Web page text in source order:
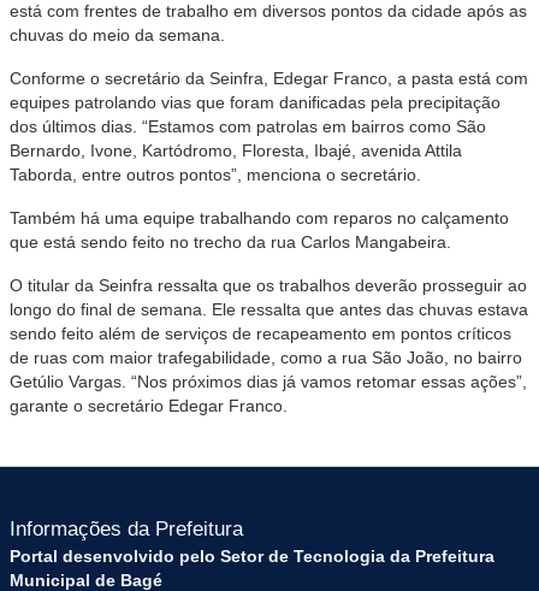
está com frentes de trabalho em diversos pontos da cidade após as
chuvas do meio da semana.
Conforme o secretário da Seinfra, Edegar Franco, a pasta está com
equipes patrolando vias que foram danificadas pela precipitação
dos últimos dias. “Estamos com patrolas em bairros como São
Bernardo, Ivone, Kartódromo, Floresta, Ibajé, avenida Attila
Taborda, entre outros pontos”, menciona o secretário.
Também há uma equipe trabalhando com reparos no calçamento
que está sendo feito no trecho da rua Carlos Mangabeira.
O titular da Seinfra ressalta que os trabalhos deverão prosseguir ao
longo do final de semana. Ele ressalta que antes das chuvas estava
sendo feito além de serviços de recapeamento em pontos críticos
de ruas com maior trafegabilidade, como a rua São João, no bairro
Getúlio Vargas. “Nos próximos dias já vamos retomar essas ações”,
garante o secretário Edegar Franco.
Informações da Prefeitura
Portal desenvolvido pelo Setor de Tecnologia da Prefeitura
Municipal de Bagé